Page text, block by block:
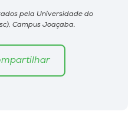
pela Universidade do
Campus Joaçaba.